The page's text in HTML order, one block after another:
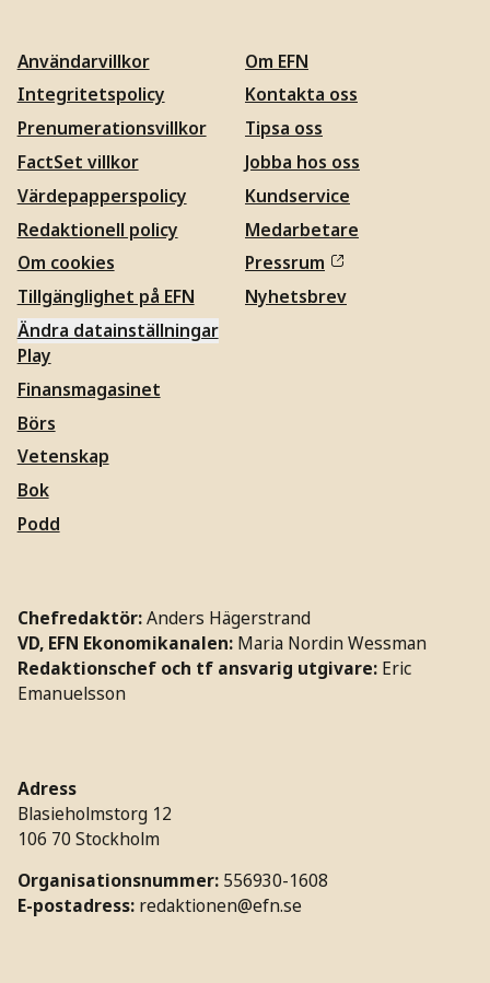
Användarvillkor
Integritetspolicy
Prenumerationsvillkor
FactSet villkor
Värdepapperspolicy
Redaktionell policy
Om cookies
Tillgänglighet på EFN
Ändra datainställningar
Om EFN
Kontakta oss
Tipsa oss
Jobba hos oss
Kundservice
Medarbetare
Pressrum
Nyhetsbrev
Play
Finansmagasinet
Börs
Vetenskap
Bok
Podd
Chefredaktör:Anders Hägerstrand
VD, EFN Ekonomikanalen: Maria Nordin Wessman
Redaktionschef och tf ansvarig utgivare: Eric
Emanuelsson
Adress
Blasieholmstorg 12
106 70 Stockholm
Organisationsnummer: 556930-1608
E-postadress: redaktionen@efn.se